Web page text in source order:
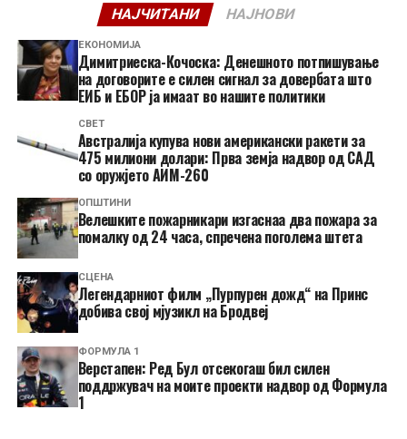
НАЈЧИТАНИ НАЈНОВИ
ЕКОНОМИЈА
Димитриеска-Кочоска: Денешното потпишување
на договорите е силен сигнал за довербата што
ЕИБ и ЕБОР ја имаат во нашите политики
СВЕТ
Австралија купува нови американски ракети за
475 милиони долари: Прва земја надвор од САД
со оружјето АИМ-260
ОПШТИНИ
Велешките пожарникари изгаснаа два пожара за
помалку од 24 часа, спречена поголема штета
СЦЕНА
Легендарниот филм „Пурпурен дожд“ на Принс
добива свој мјузикл на Бродвеј
ФОРМУЛА 1
Верстапен: Ред Бул отсекогаш бил силен
поддржувач на моите проекти надвор од Формула
1